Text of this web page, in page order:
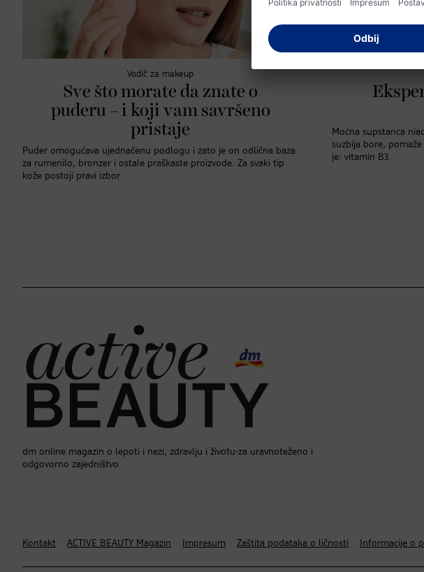
Vodič za makeup
Sve što morate da znate o
puderu – i koji vam savršeno
pristaje
Puder omogućava ujednačenu podlogu i zato je on odlična baza
za rumenilo, bronzer i ostale praškaste proizvode. Za svaki tip
kože postoji pravi izbor.
Moćna supstanca
suzbija bore,
je: vitamin B3.
dm online magazin o lepoti i nezi, zdravlju i životu-za uravnoteženo i
odgovorno zajedništvo.
Kontakt ACTIVE BEAUTY Magazin Impresum Zaštita podataka o ličnosti Informacije o